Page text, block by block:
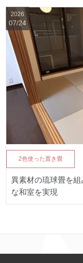
2色使った置き畳
異素材の琉球畳を
な和室を実現
2026
07/24